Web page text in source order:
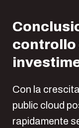
controllo
Con la
public cloud
rapidamente